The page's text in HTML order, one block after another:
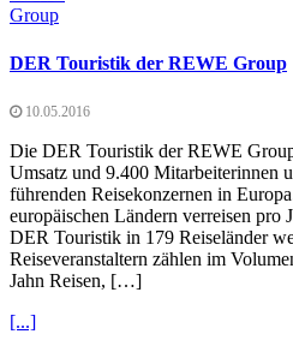
DER Touristik der REWE Group
10.05.2016
Die DER Touristik der REWE
Umsatz und 9.400 Mitarbeiterinnen
führenden Reisekonzernen in
europäischen Ländern verreisen pro
DER Touristik in 179 Reiseländer
Reiseveranstaltern zählen im
Jahn Reisen, […]
[...]